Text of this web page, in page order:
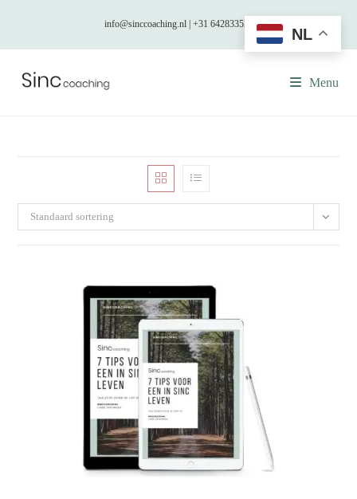
info@sinccoaching.nl | +31 642833529
Menu
Standaard sortering
NL